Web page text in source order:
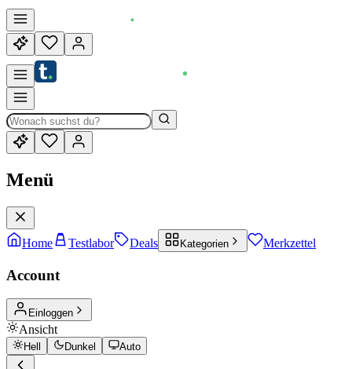
Menü
Home Testlabor Deals Kategorien Merkzettel
Account
Einloggen
Ansicht
Hell Dunkel Auto